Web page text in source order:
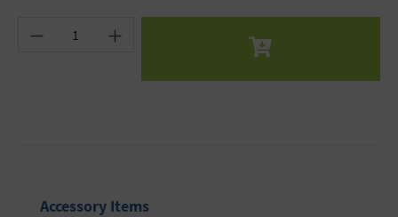
Produkt Anzahl: Gib den gewünschten Wert
Produktgalerie überspringen
Accessory Items